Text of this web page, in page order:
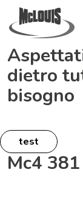
dietro
bisogno
test
Mc4 381